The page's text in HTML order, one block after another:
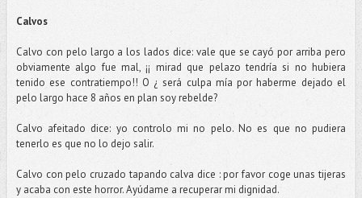
Calvos
Calvo con pelo largo a los lados dice: vale que se cayó por arriba pero
obviamente algo fue mal, ¡¡ mirad que pelazo tendría si no hubiera
tenido ese contratiempo!! O ¿ será culpa mía por haberme dejado el
pelo largo hace 8 años en plan soy rebelde?
Calvo afeitado dice: yo controlo mi no pelo. No es que no pudiera
tenerlo es que no lo dejo salir.
Calvo con pelo cruzado tapando calva dice : por favor coge unas tijeras
y acaba con este horror.Ayúdame a recuperar mi dignidad.